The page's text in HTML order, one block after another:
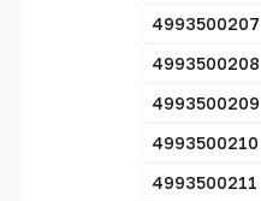
4993500207
4993500208
4993500209
4993500210
4993500211